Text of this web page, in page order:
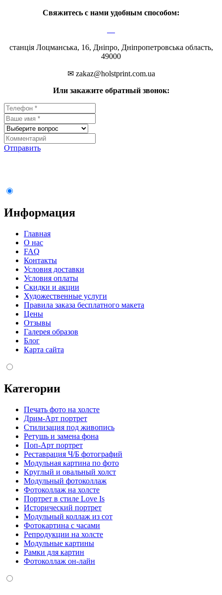
Свяжитесь с нами удобным способом:
станція Лоцманська, 16, Дніпро, Дніпропетровська область,
49000
✉ zakaz@holstprint.com.ua
Или закажите обратный звонок:
Отправить
Информация
Главная
О нас
FAQ
Контакты
Условия доставки
Условия оплаты
Скидки и акции
Художественные услуги
Правила заказа бесплатного макета
Цены
Отзывы
Галерея образов
Блог
Карта сайта
Категории
Печать фото на холсте
Дрим-Арт портрет
Стилизация под живопись
Ретушь и замена фона
Поп-Арт портрет
Реставрация Ч/Б фотографий
Модульная картина по фото
Круглый и овальный холст
Модульный фотоколлаж
Фотоколлаж на холсте
Портрет в стиле Love Is
Исторический портрет
Модульный коллаж из сот
Фотокартина с часами
Репродукции на холсте
Модульные картины
Рамки для картин
Фотоколлаж он-лайн